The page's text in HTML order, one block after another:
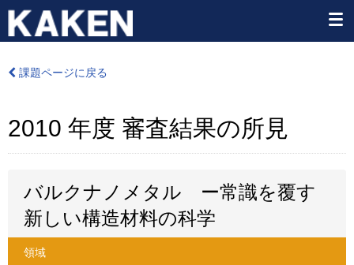
課題ページに戻る
2010 年度 審査結果の所見
バルクナノメタル ー常識を覆す
新しい構造材料の科学
領域